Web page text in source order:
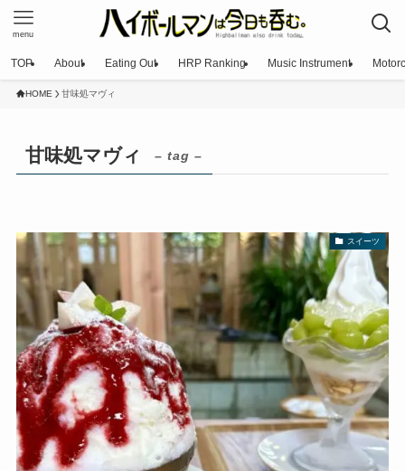
menu
TOP About Eating Out HRP Ranking Music Instrument
HOME 甘味処マヴィ
甘味処マヴィ – tag –
スイーツ